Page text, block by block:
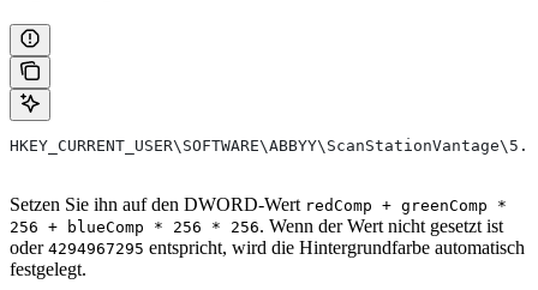
Setzen Sie ihn auf den DWORD-Wert redComp + greenComp *
256 + blueComp * 256 * 256. Wenn der Wert nicht gesetzt ist
oder 4294967295 entspricht, wird die Hintergrundfarbe automatisch
festgelegt.